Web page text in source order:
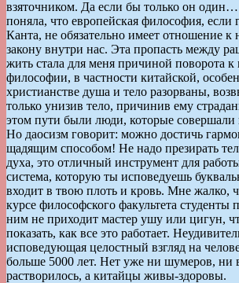
взяточником. Да если бы только он один…
поняла, что европейская философия, если
Канта, не обязательно имеет отношение к
закону внутри нас. Эта пропасть между
жить стала для меня причиной поворота к
философии, в частности китайской,
христианстве душа и тело разорваны,
только унизив тело, причинив ему
этом пути были люди, которые совершали
Но даосизм говорит: можно достичь
щадящим способом! Не надо презирать
духа, это отличный инструмент для
система, которую ты исповедуешь
входит в твою плоть и кровь. Мне жалко,
курсе философского факультета студенты
ним не приходит мастер ушу или цигун,
показать, как все это работает.
исповедующая целостный взгляд на
больше 5000 лет. Нет уже ни шумеров, ни
растворилось, а китайцы живы-здоровы.